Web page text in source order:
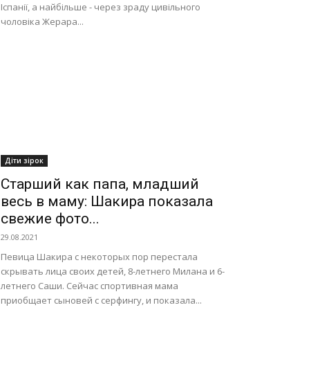
Іспанії, а найбільше - через зраду цивільного
чоловіка Жерара...
Діти зірок
Старший как папа, младший
весь в маму: Шакира показала
свежие фото...
29.08.2021
Певица Шакира с некоторых пор перестала
скрывать лица своих детей, 8-летнего Милана и 6-
летнего Саши. Сейчас спортивная мама
приобщает сыновей с серфингу, и показала...